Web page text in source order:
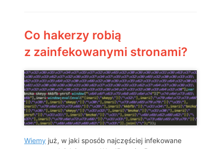
Co hakerzy robią
z zainfekowanymi stronami?
Wiemy już, w jaki sposób najczęściej infekowane